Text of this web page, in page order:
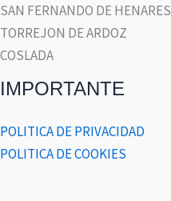
SAN FERNANDO DE HENARES
TORREJON DE ARDOZ
COSLADA
IMPORTANTE
POLITICA DE PRIVACIDAD
POLITICA DE COOKIES